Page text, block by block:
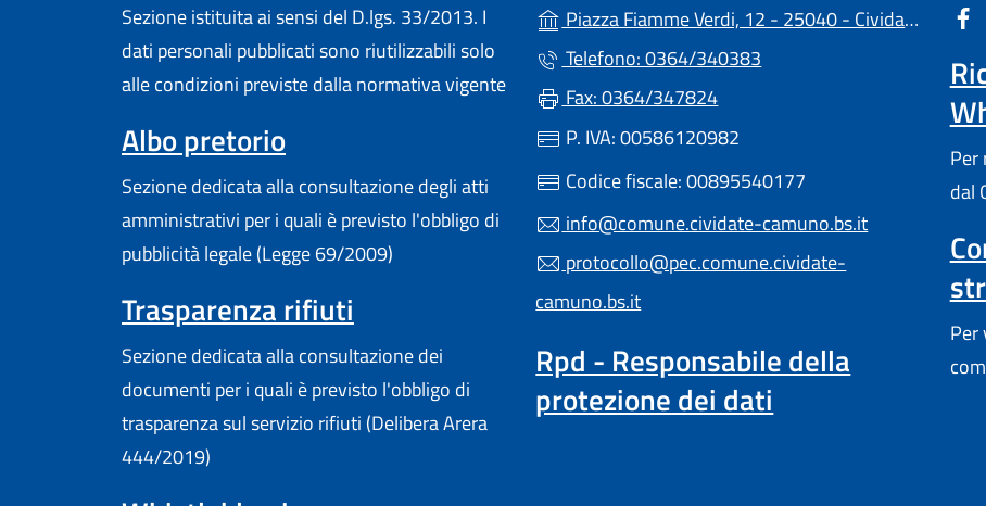
Sezione istituita ai sensi del D.lgs. 33/2013. I
dati personali pubblicati sono riutilizzabili solo
alle condizioni previste dalla normativa vigente
Albo pretorio
Sezione dedicata alla consultazione degli atti
amministrativi per i quali è previsto l'obbligo di
pubblicità legale (Legge 69/2009)
Trasparenza rifiuti
Sezione dedicata alla consultazione dei
documenti per i quali è previsto l'obbligo di
trasparenza sul servizio rifiuti (Delibera Arera
444/2019)
Piazza Fiamme Verdi, 12 - 25040 - Cividate Camuno (BS)
Telefono: 0364/340383
Fax: 0364/347824
P. IVA: 00586120982
Codice fiscale: 00895540177
info@comune.cividate-camuno.bs.it
protocollo@pec.comune.cividate-
camuno.bs.it
Rpd - Responsabile della
protezione dei dati
Per
dal
Per